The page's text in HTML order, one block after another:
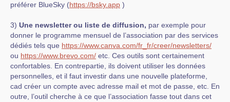
préférer BlueSky (https://bsky.app )
3) Une newsletter ou liste de diffusion, par exemple pour
donner le programme mensuel de l’association par des services
dédiés tels que https://www.canva.com/fr_fr/creer/newsletters/
ou https://www.brevo.com/ etc. Ces outils sont certainement
confortables. En contrepartie, ils doivent utiliser les données
personnelles, et il faut investir dans une nouvelle plateforme,
cad créer un compte avec adresse mail et mot de passe, etc. En
outre, l’outil cherche à ce que l’association fasse tout dans cet